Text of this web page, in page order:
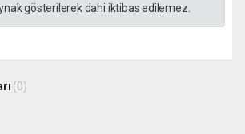
gösterilerek dahi iktibas edilemez.
(0)